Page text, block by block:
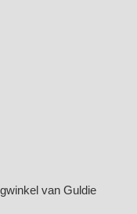
van Guldie